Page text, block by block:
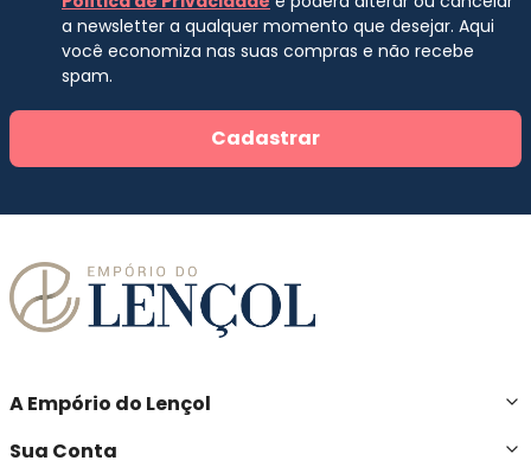
a newsletter a qualquer momento que desejar. Aqui
você economiza nas suas compras e não recebe
spam.
Cadastrar
A Empório do Lençol
Sua Conta